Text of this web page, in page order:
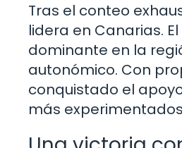
Tras el conteo
lidera en Canarias.
dominante en la
autonómico. Con
conquistado el
más